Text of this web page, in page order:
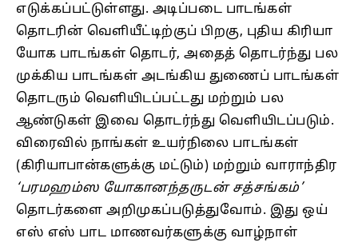
எடுக்கப்பட்டுள்ளது. அடிப்படை பாடங்கள்
தொடரின் வெளியீட்டிற்குப் பிறகு, புதிய கிரியா
யோக பாடங்கள் தொடர், அதைத் தொடர்ந்து பல
முக்கிய பாடங்கள் அடங்கிய துணைப் பாடங்கள்
தொடரும் வெளியிடப்பட்டது மற்றும் பல
ஆண்டுகள் இவை தொடர்ந்து வெளியிடப்படும்.
விரைவில் நாங்கள் உயர்நிலை பாடங்கள்
(கிரியாபான்களுக்கு மட்டும்) மற்றும் வாராந்திர
‘பரமஹம்ஸ யோகானந்தருடன் சத்சங்கம்’
தொடர்களை அறிமுகப்படுத்துவோம். இது ஒய்
எஸ் எஸ் பாட மாணவர்களுக்கு வாழ்நாள்